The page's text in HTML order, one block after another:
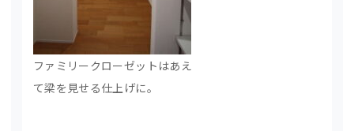
ファミリークローゼットはあえ
て梁を見せる仕上げに。